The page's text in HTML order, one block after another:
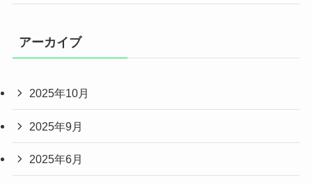
アーカイブ
2025年10月
2025年9月
2025年6月